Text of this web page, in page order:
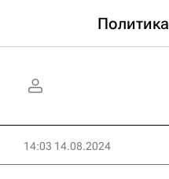
Политика
14:03 14.08.2024